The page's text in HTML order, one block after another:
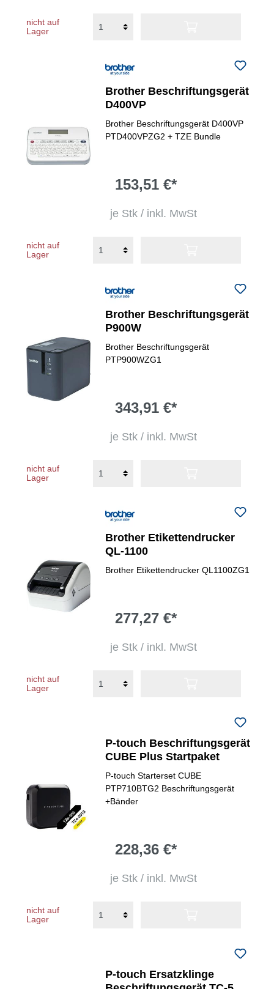
nicht auf
Lager
Brother Beschriftungsgerät
D400VP
Brother Beschriftungsgerät D400VP
PTD400VPZG2 + TZE Bundle
153,51 €*
je Stk / inkl. MwSt
nicht auf
Lager
Brother Beschriftungsgerät
P900W
Brother Beschriftungsgerät
PTP900WZG1
343,91 €*
je Stk / inkl. MwSt
nicht auf
Lager
Brother Etikettendrucker
QL-1100
Brother Etikettendrucker QL1100ZG1
277,27 €*
je Stk / inkl. MwSt
nicht auf
Lager
P-touch Beschriftungsgerät
CUBE Plus Startpaket
P-touch Starterset CUBE
PTP710BTG2 Beschriftungsgerät
+Bänder
228,36 €*
je Stk / inkl. MwSt
nicht auf
Lager
P-touch Ersatzklinge